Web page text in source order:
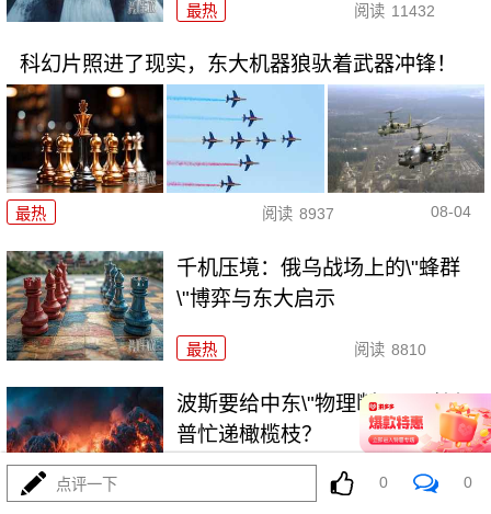
最热 阅读 11432
科幻片照进了现实，东大机器狼驮着武器冲锋！
最热 阅读 8937 08-04
千机压境：俄乌战场上的\"蜂群
\"博弈与东大启示
最热 阅读 8810
波斯要给中东\"物理断网\"，特朗
普忙递橄榄枝？
阅读 7455
点评一下 0 0